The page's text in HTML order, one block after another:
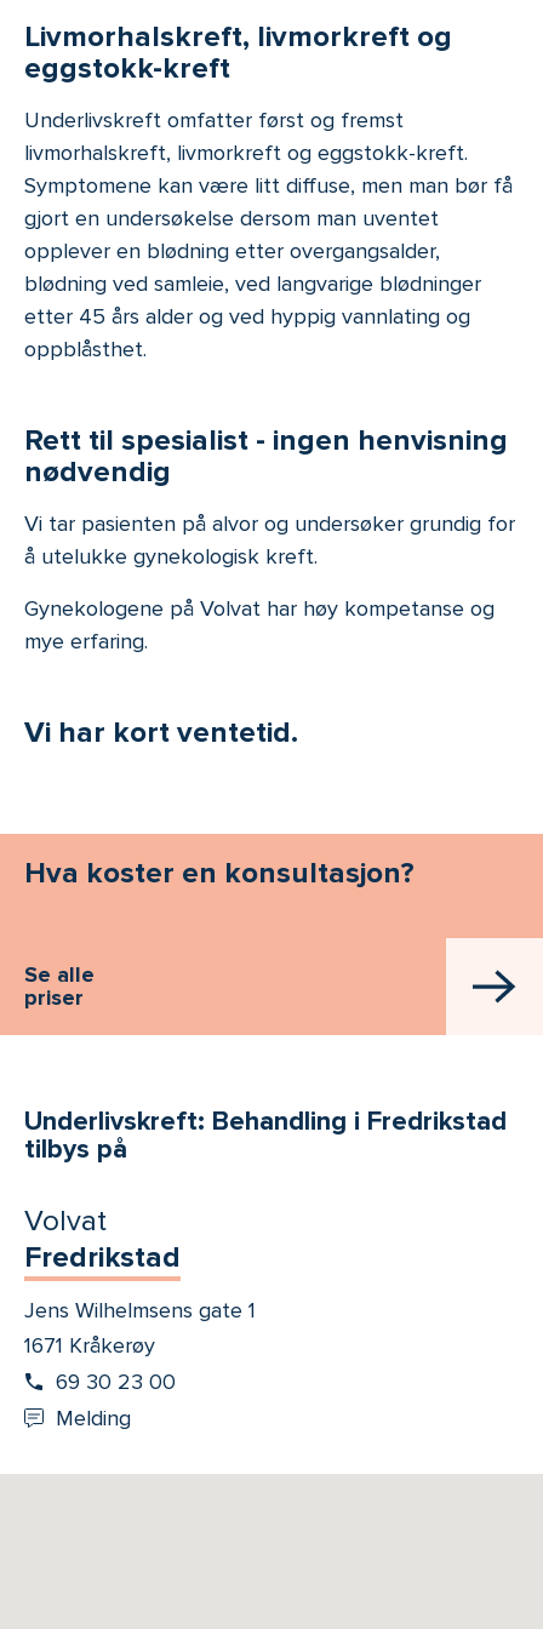
Livmorhalskreft, livmorkreft og
eggstokk-kreft
Underlivskreft omfatter først og fremst
livmorhalskreft, livmorkreft og eggstokk-kreft.
Symptomene kan være litt diffuse, men man bør få
gjort en undersøkelse dersom man uventet
opplever en blødning etter overgangsalder,
blødning ved samleie, ved langvarige blødninger
etter 45 års alder og ved hyppig vannlating og
oppblåsthet.
Rett til spesialist - ingen henvisning
nødvendig
Vi tar pasienten på alvor og undersøker grundig for
å utelukke gynekologisk kreft.
Gynekologene på Volvat har høy kompetanse og
mye erfaring.
Vi har kort ventetid.
Hva koster en konsultasjon?
Se alle
priser
Underlivskreft: Behandling i Fredrikstad
tilbys på
Volvat
Fredrikstad
Jens Wilhelmsens gate 1
1671 Kråkerøy
69 30 23 00
Melding